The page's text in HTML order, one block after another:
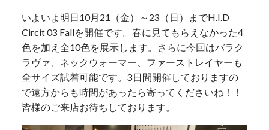
いよいよ明日10月21（金）～23（日）までH.I.D
Circit 03 Fallを開催です。春に見てもらえなかった4
色を加え全10色を展示します。さらに今回はバラク
ラヴァ、ネックウォーマー、ファーストレイヤーも
全サイズ試着可能です。3日間開催しておりますの
で遠方からも時間があったら寄ってくださいね！！
皆様のご来店お待ちしております。